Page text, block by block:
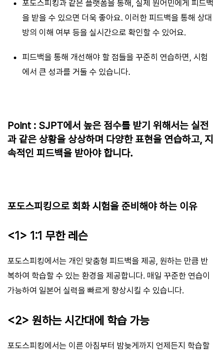
포도스피킹과 같은 플랫폼을 통해, 실제 원어민에게 피드백
을 받을 수 있으면 더욱 좋아요. 이러한 피드백을 통해 상대
방의 이해 여부 등을 실시간으로 확인할 수 있어요.
피드백을 통해 개선해야 할 점들을 꾸준히 연습하면, 시험
에서 큰 성과를 거둘 수 있습니다.
Point : SJPT에서 높은 점수를 받기 위해서는 실전
과 같은 상황을 상상하며 다양한 표현을 연습하고, 지
속적인 피드백을 받아야 합니다.
포도스피킹으로 회화 시험을 준비해야 하는 이유
<1> 1:1 무한 레슨
포도스피킹에서는 개인 맞춤형 피드백을 제공, 원하는 만큼 반
복하여 학습할 수 있는 환경을 제공합니다. 매일 꾸준한 연습이
가능하여 일본어 실력을 빠르게 향상시킬 수 있습니다.
<2> 원하는 시간대에 학습 가능
포도스피킹에서는 이른 아침부터 밤늦게까지 언제든지 학습할